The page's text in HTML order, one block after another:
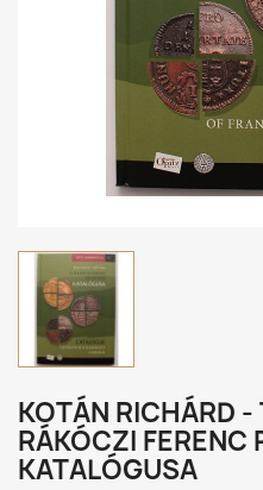
KOTÁN RICHÁRD
RÁKÓCZI FERENC
KATALÓGUSA